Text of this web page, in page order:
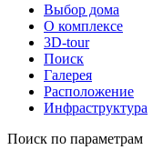
Выбор дома
О комплексе
3D-tour
Поиск
Галерея
Расположение
Инфраструктура
Поиск по параметрам